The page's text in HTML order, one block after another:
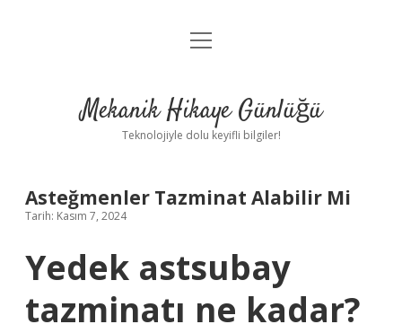
Anasayfa
Yasal Uyarı
menüyü
Mekanik Hikaye Günlüğü
Teknolojiyle dolu keyifli bilgiler!
Asteğmenler Tazminat Alabilir Mi
Tarih: Kasım 7, 2024
Yedek astsubay
tazminatı ne kadar?